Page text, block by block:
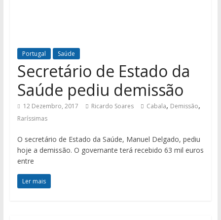
Portugal Saúde
Secretário de Estado da
Saúde pediu demissão
12 Dezembro, 2017 Ricardo Soares Cabala, Demissão,
Raríssimas
O secretário de Estado da Saúde, Manuel Delgado, pediu
hoje a demissão. O governante terá recebido 63 mil euros
entre
Ler mais